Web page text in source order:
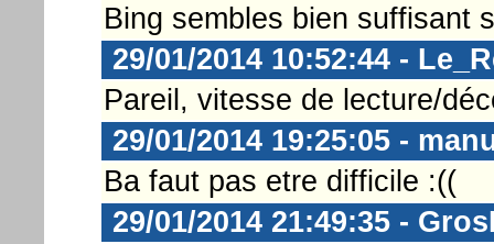
Bing sembles bien suffisant
29/01/2014 10:52:44 -
Pareil, vitesse de lecture/
29/01/2014 19:25:05 -
Ba faut pas etre difficile :((
29/01/2014 21:49:35 -